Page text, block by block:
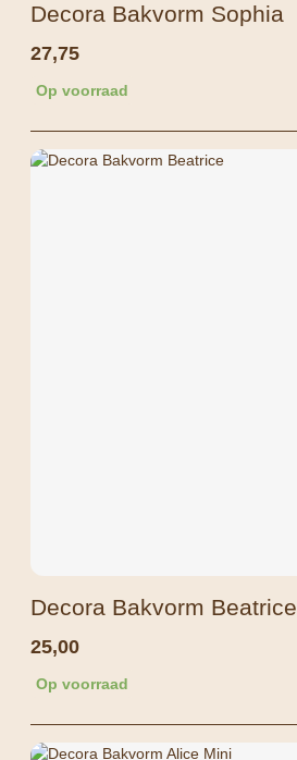
Decora Bakvorm Sophia
27,75
Op voorraad
Decora Bakvorm Beatrice
25,00
Op voorraad